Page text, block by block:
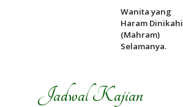
Wanita yang
Haram Dinikahi
(Mahram)
Selamanya.
Jadwal Kajian